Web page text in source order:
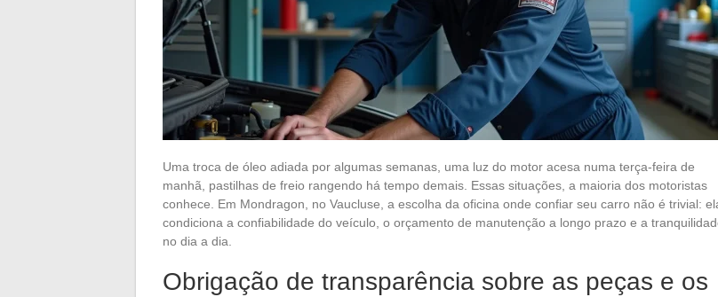
Uma troca de óleo adiada por algumas semanas, uma luz do motor acesa numa terça-feira de
manhã, pastilhas de freio rangendo há tempo demais. Essas situações, a maioria dos motoristas
conhece. Em Mondragon, no Vaucluse, a escolha da oficina onde confiar seu carro não é trivial:
condiciona a confiabilidade do veículo, o orçamento de manutenção a longo prazo e a
no dia a dia.
Obrigação de transparência sobre as peças e os